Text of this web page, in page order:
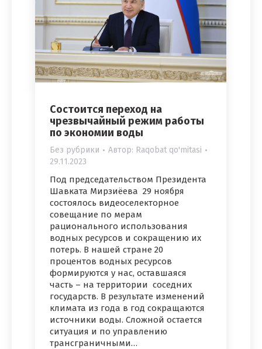
Состоится переход на
чрезвычайный режим работы
по экономии воды
Без рубрики Автор: Raqobat qo'mitasi
29.11.2023
Под председательством Президента
Шавката Мирзиёева 29 ноября
состоялось видеоселекторное
совещание по мерам
рационального использования
водных ресурсов и сокращению их
потерь. В нашей стране 20
процентов водных ресурсов
формируются у нас, оставшаяся
часть – на территории соседних
государств. В результате изменений
климата из года в год сокращаются
источники воды. Сложной остается
ситуация и по управлению
трансграничными…